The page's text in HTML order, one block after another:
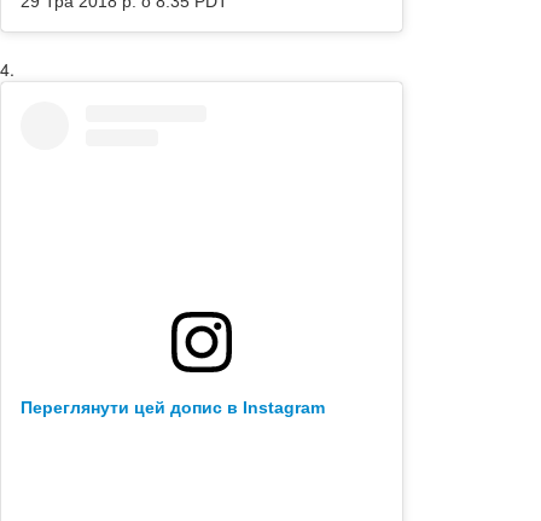
4.
Переглянути цей допис в Instagram